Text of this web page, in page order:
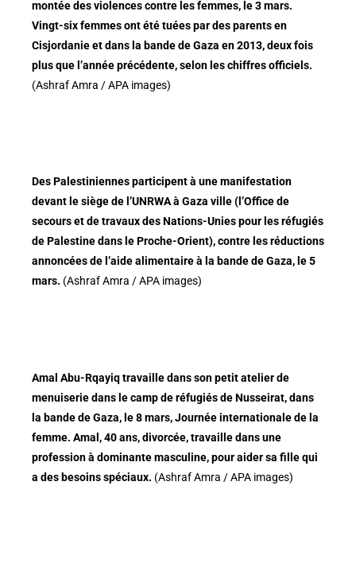
montée des violences contre les femmes, le 3 mars.
Vingt-six femmes ont été tuées par des parents en
Cisjordanie et dans la bande de Gaza en 2013, deux fois
plus que l’année précédente, selon les chiffres officiels.
(Ashraf Amra / APA images)
Des Palestiniennes participent à une manifestation
devant le siège de l’UNRWA à Gaza ville (l’Office de
secours et de travaux des Nations-Unies pour les réfugiés
de Palestine dans le Proche-Orient), contre les réductions
annoncées de l’aide alimentaire à la bande de Gaza, le 5
mars. (Ashraf Amra / APA images)
Amal Abu-Rqayiq travaille dans son petit atelier de
menuiserie dans le camp de réfugiés de Nusseirat, dans
la bande de Gaza, le 8 mars, Journée internationale de la
femme. Amal, 40 ans, divorcée, travaille dans une
profession à dominante masculine, pour aider sa fille qui
a des besoins spéciaux. (Ashraf Amra / APA images)